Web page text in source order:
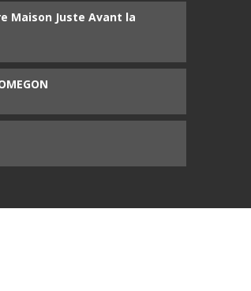
Maison Juste Avant la